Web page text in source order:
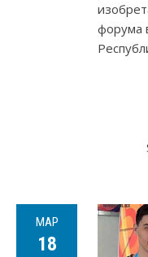
форума
МАР
18